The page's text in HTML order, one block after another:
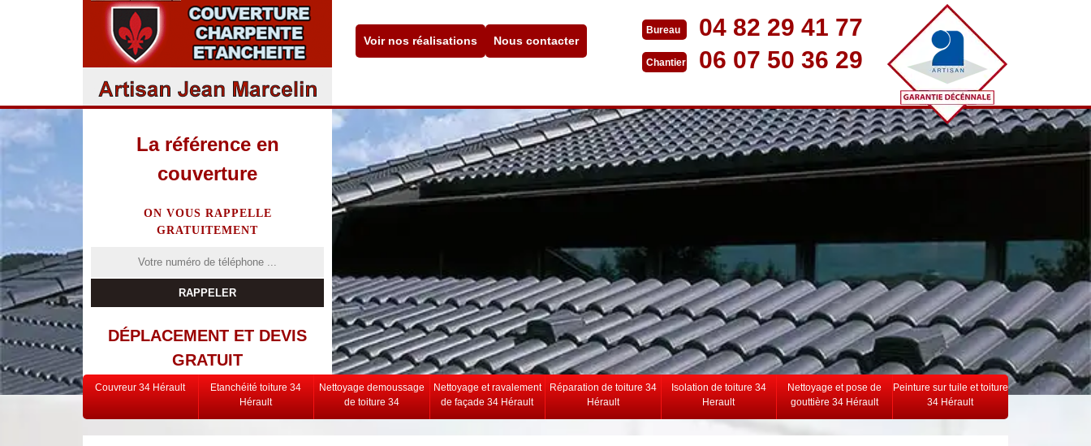
Voir nos réalisations Nous contacter
Bureau 04 82 29 41 77
Chantier 06 07 50 36 29
La référence en
couverture
ON VOUS RAPPELLE
GRATUITEMENT
DÉPLACEMENT ET DEVIS
GRATUIT
Couvreur 34 Hérault
Etanchéité toiture 34
Hérault
Nettoyage demoussage
de toiture 34
Nettoyage et ravalement
de façade 34 Hérault
Réparation de toiture 34
Hérault
Isolation de toiture 34
Herault
Nettoyage et pose de
gouttière 34 Hérault
Peinture sur tuile et toiture
34 Hérault